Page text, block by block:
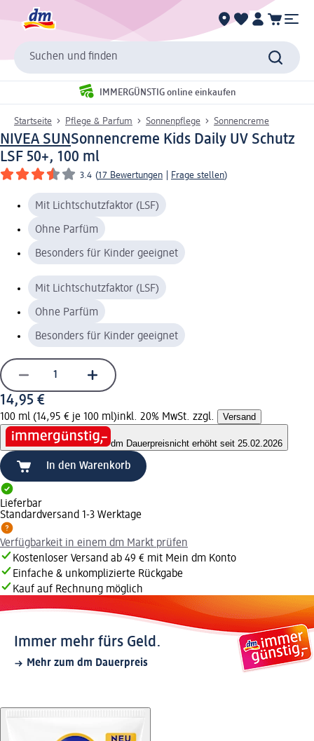
Suchen und finden
IMMERGÜNSTIG online einkaufen
Startseite Pflege & Parfum Sonnenpflege Sonnencreme
NIVEA SUNSonnencreme Kids Daily UV Schutz
LSF 50+, 100 ml
3.4 (17 Bewertungen Frage stellen)
Mit Lichtschutzfaktor (LSF)
Ohne Parfüm
Besonders für Kinder geeignet
Mit Lichtschutzfaktor (LSF)
Ohne Parfüm
Besonders für Kinder geeignet
14,95 €
100 ml (14,95 € je 100 ml)inkl. 20% MwSt. zzgl. Versand
dm Dauerpreisnicht erhöht seit 25.02.2026
In den Warenkorb
Lieferbar
Standardversand 1-3 Werktage
Verfügbarkeit in einem dm Markt prüfen
Kostenloser Versand ab 49 € mit Mein dm Konto
Einfache & unkomplizierte Rückgabe
Kauf auf Rechnung möglich
Immer mehr fürs Geld.
Mehr zum dm Dauerpreis